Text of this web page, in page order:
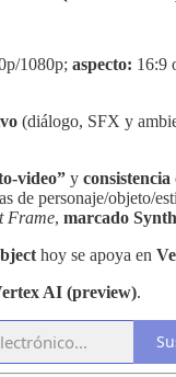
1080p; aspecto: 16:9
(diálogo, SFX y
video” y consistencia
de personaje/objeto/
Frame, marcado
hoy se apoya en
AI (preview).